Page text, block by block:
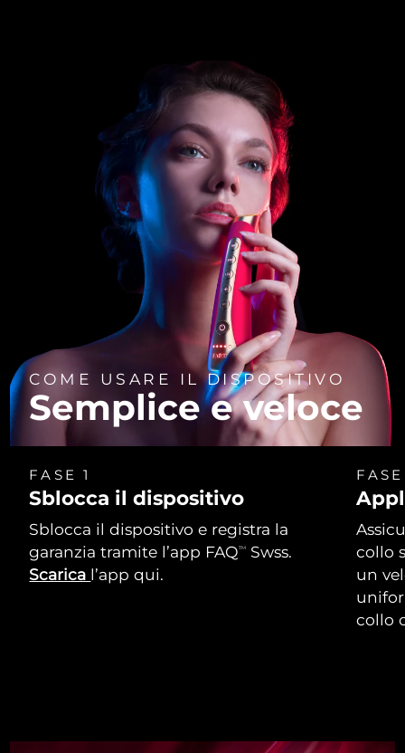
COME USARE IL DISPOSITIVO
Semplice e veloce
FASE 1
Sblocca il dispositivo
Sblocca il dispositivo e registra la
garanzia tramite l’app FAQTM
Swss.
Scarica l’app qui.
collo
un
collo